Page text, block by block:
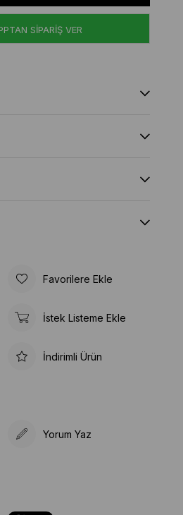
SİPARİŞ VER
Favorilere Ekle
İstek Listeme Ekle
İndirimli Ürün
Yorum Yaz